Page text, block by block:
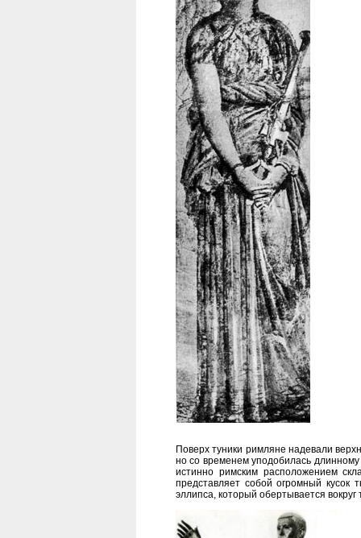
Поверх туники римляне надевали
но со временем уподобилась
истинно римским расположением
представляет собой огромный
эллипса, который обертывается